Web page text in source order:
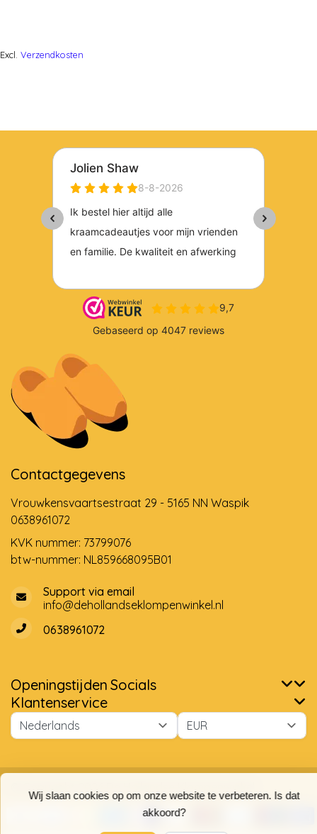
Wij slaan cookies op om onze website te verbeteren. Is dat
Meer over cookies »
Excl. Verzendkosten
Contactgegevens
Vrouwkensvaartsestraat 29 - 5165 NN Waspik
0638961072
KVK nummer: 73799076
btw-nummer: NL859668095B01
Support via email
info@dehollandseklompenwinkel.nl
0638961072
Openingstijden Socials
Klantenservice